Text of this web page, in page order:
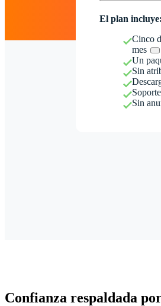
El plan incluye:
Cinco
mes
Un
Sin
Sin
Confianza respaldada